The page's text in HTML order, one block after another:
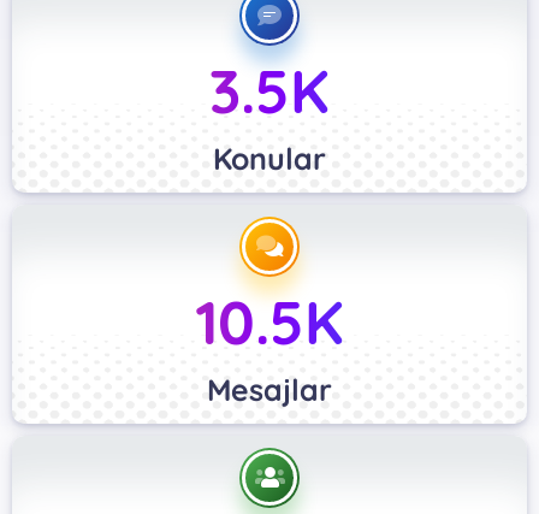
3.5K
Konular
10.5K
Mesajlar